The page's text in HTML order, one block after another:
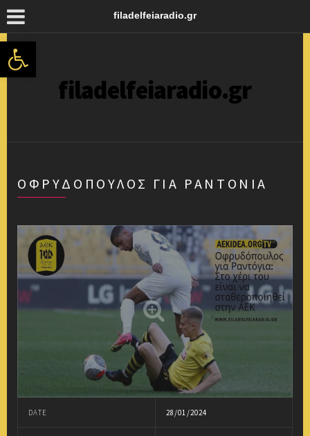
Ανοίξτε τη γραμμή εργαλείων
filadelfeiaradio.gr
filadelfeiaradio.gr
ΟΦΡΥΔΌΠΟΥΛΟΣ ΓΙΑ ΡΑΝΤΌΝΙΑ
DATE 28/01/2024